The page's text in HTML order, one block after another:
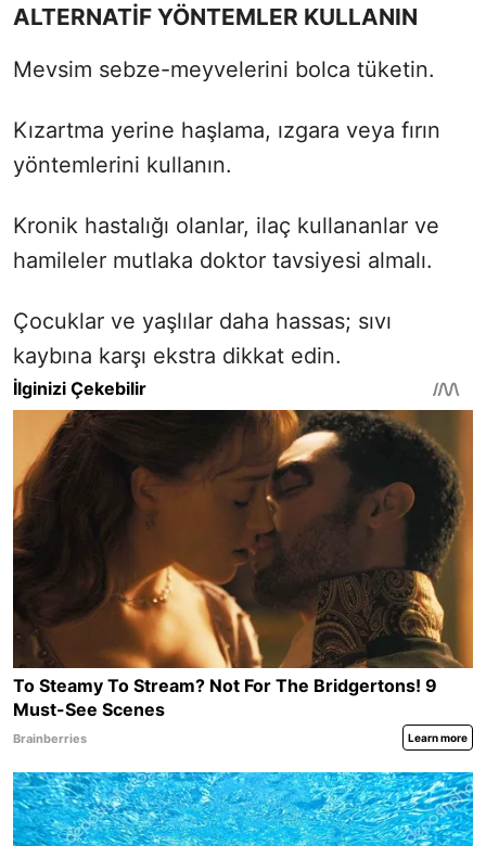
ALTERNATİF YÖNTEMLER KULLANIN
Mevsim sebze-meyvelerini bolca tüketin.
Kızartma yerine haşlama, ızgara veya fırın
yöntemlerini kullanın.
Kronik hastalığı olanlar, ilaç kullananlar ve
hamileler mutlaka doktor tavsiyesi almalı.
Çocuklar ve yaşlılar daha hassas; sıvı
kaybına karşı ekstra dikkat edin.